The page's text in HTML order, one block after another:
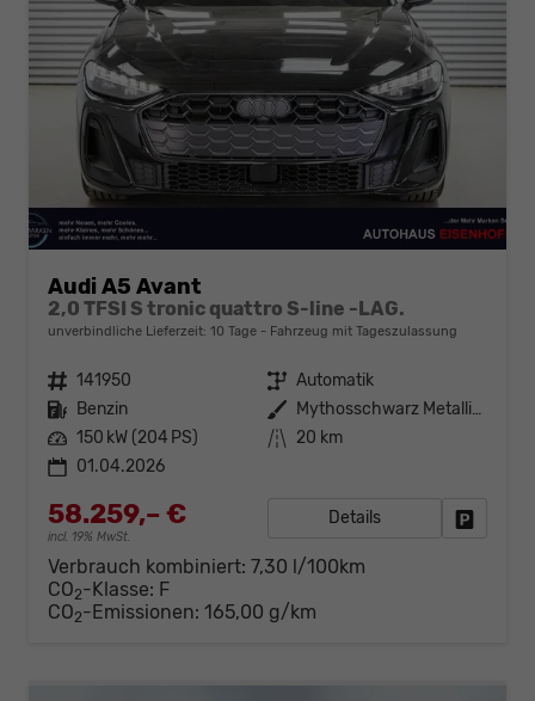
Audi A5 Avant
2,0 TFSI S tronic quattro S-line -LAG.
unverbindliche Lieferzeit: 10 Tage Fahrzeug mit Tageszulassung
Fahrzeugnr. 141950 Getriebe Automatik
Kraftstoff Benzin Außenfarbe
Mythosschwarz Metallic (0E)
Leistung 150 kW (204 PS) Kilometerstand 20 km
01.04.2026
58.259,– €
incl. 19% MwSt.
Details
Verbrauch kombiniert: 7,30 l/100km
CO2-Klasse: F
CO2-Emissionen: 165,00 g/km